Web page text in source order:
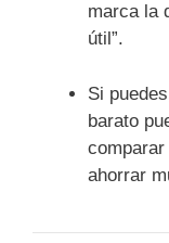
marca la
útil”.
Si
barato
ahorrar